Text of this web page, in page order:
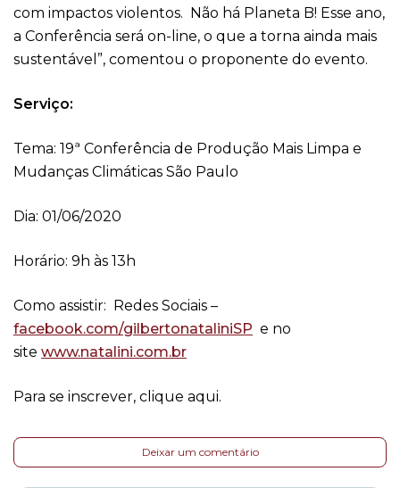
com impactos violentos. Não há Planeta B! Esse ano,
a Conferência será on-line, o que a torna ainda mais
sustentável”, comentou o proponente do evento.
Serviço:
Tema: 19ª Conferência de Produção Mais Limpa e
Mudanças Climáticas São Paulo
Dia: 01/06/2020
Horário: 9h às 13h
Como assistir: Redes Sociais –
facebook.com/gilbertonataliniSP e no
site www.natalini.com.br
Para se inscrever, clique aqui.
Deixar um comentário